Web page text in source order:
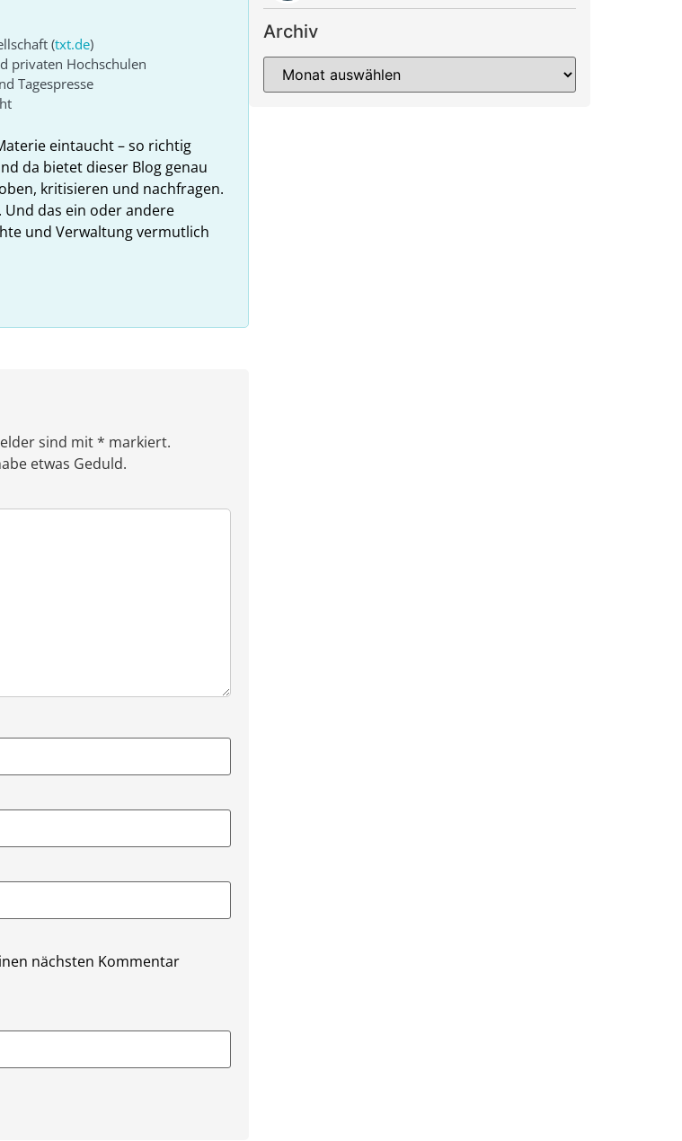
(txt.de)
privaten Hochschulen
Tagespresse
eintaucht – so richtig
da bietet dieser Blog genau
kritisieren und nachfragen.
das ein oder andere
und Verwaltung vermutlich
sind mit * markiert.
etwas Geduld.
nächsten Kommentar
Archiv